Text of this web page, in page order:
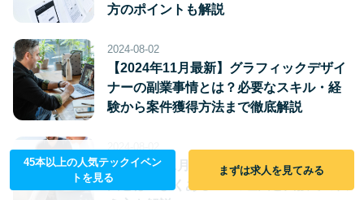
45本以上の人気テックイベン
トを見る
まずは求人を見てみる
方のポイントも解説
2024-08-02
【2024年11月最新】グラフィックデザイ
ナーの副業事情とは？必要なスキル・経
験から案件獲得方法まで徹底解説
2024-08-02
【2024年11月最新】デザイナーの転職理
由とは？よくある5つの理由と面接での伝